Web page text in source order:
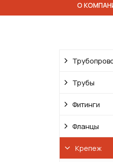
О
Трубы
Фитинги
Фланцы
Крепеж